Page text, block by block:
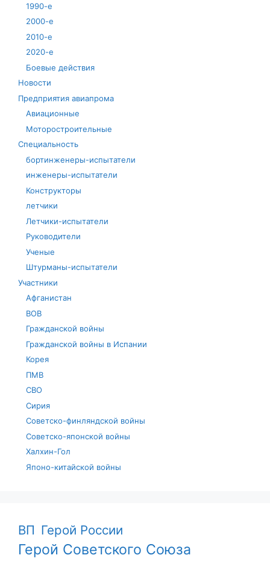
1990-е
2000-е
2010-е
2020-е
Боевые действия
Новости
Предприятия авиапрома
Авиационные
Моторостроительные
Специальность
бортинженеры-испытатели
инженеры-испытатели
Конструкторы
летчики
Летчики-испытатели
Руководители
Ученые
Штурманы-испытатели
Участники
Афганистан
ВОВ
Гражданской войны
Гражданской войны в Испании
Корея
ПМВ
СВО
Сирия
Советско-финляндской войны
Советско-японской войны
Халхин-Гол
Японо-китайской войны
ВП Герой России
Герой Советского Союза